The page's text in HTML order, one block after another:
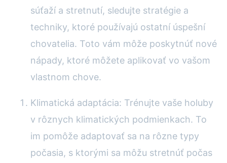
súťaží a stretnutí, sledujte stratégie a
techniky, ktoré používajú ostatní úspešní
chovatelia. Toto vám môže poskytnúť nové
nápady, ktoré môžete aplikovať vo vašom
vlastnom chove.
Klimatická adaptácia: Trénujte vaše holuby
v rôznych klimatických podmienkach. To
im pomôže adaptovať sa na rôzne typy
počasia, s ktorými sa môžu stretnúť počas